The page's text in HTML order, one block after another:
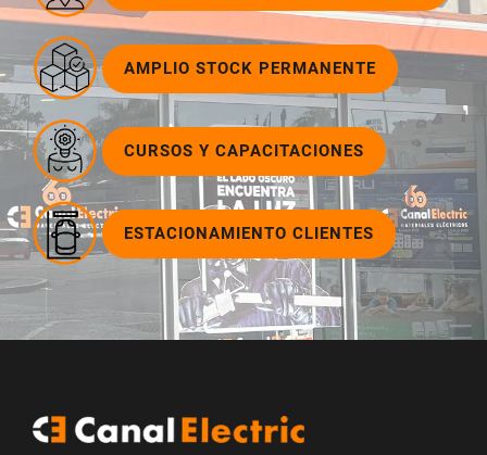
AMPLIO STOCK PERMANENTE
CURSOS Y CAPACITACIONES
ESTACIONAMIENTO CLIENTES